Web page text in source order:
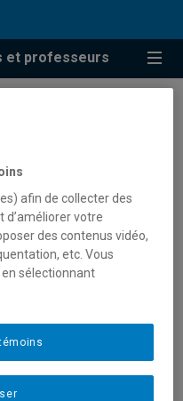
et professeurs
pour
afin de collecter des
votre
des contenus vidéo,
etc. Vous
sélectionnant